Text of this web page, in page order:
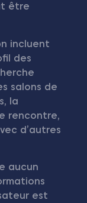
être
incluent
des
salons de
la
rencontre,
d’autres
aucun
est